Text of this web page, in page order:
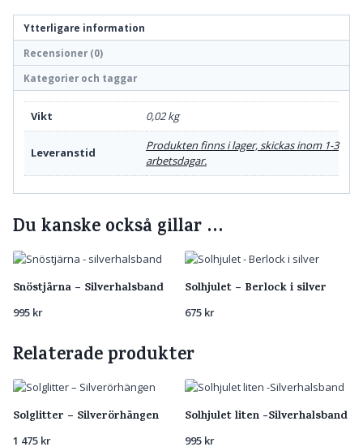
Ytterligare information
Recensioner (0)
Kategorier och taggar
Vikt 0,02 kg
Leveranstid
Produkten finns i lager, skickas inom 1-3
arbetsdagar.
Du kanske också gillar …
Snöstjärna – Silverhalsband
995 kr
Solhjulet – Berlock i silver
675 kr
Relaterade produkter
Solglitter – Silverörhängen
1 475 kr
Solhjulet liten -Silverhalsband
995 kr